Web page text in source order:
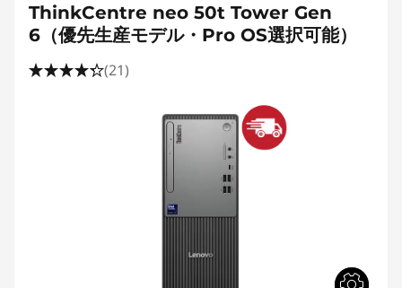
ThinkCentre neo 50t Tower Gen
6（優先生産モデル・Pro OS選択可能）
(21)